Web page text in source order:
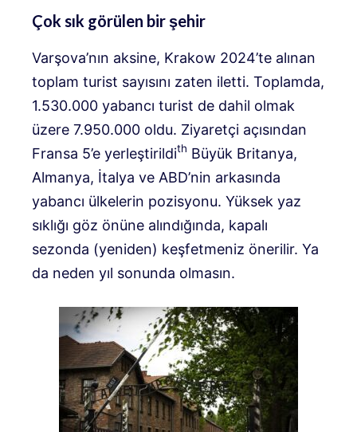
Çok sık görülen bir şehir
Varşova’nın aksine, Krakow 2024’te alınan
toplam turist sayısını zaten iletti. Toplamda,
1.530.000 yabancı turist de dahil olmak
üzere 7.950.000 oldu. Ziyaretçi açısından
Fransa 5’e yerleştirildith Büyük Britanya,
Almanya, İtalya ve ABD’nin arkasında
yabancı ülkelerin pozisyonu. Yüksek yaz
sıklığı göz önüne alındığında, kapalı
sezonda (yeniden) keşfetmeniz önerilir. Ya
da neden yıl sonunda olmasın.